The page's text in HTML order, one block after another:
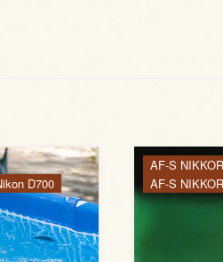
D700
AF-S
AF-S